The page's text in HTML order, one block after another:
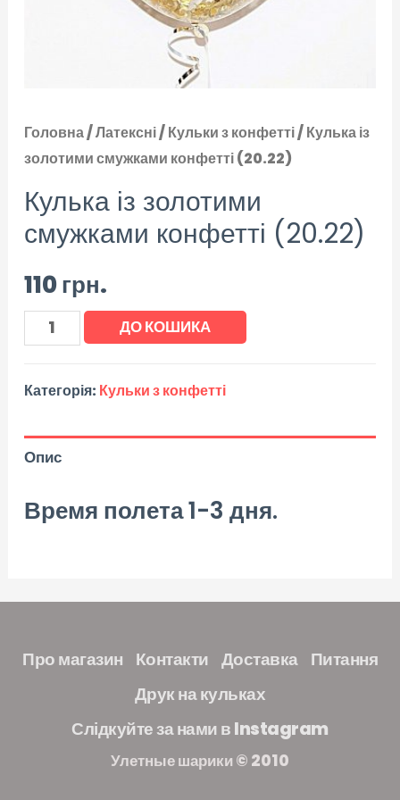
Головна/Латексні/Кульки з конфетті/ Кулька із
золотими смужками конфетті (20.22)
Кулька із золотими
смужками конфетті (20.22)
110грн.
ДО КОШИКА
Категорія: Кульки з конфетті
Опис
Время полета 1-3 дня.
Про магазин Контакти Доставка Питання
Друк на кульках
Слідкуйте за нами в Instagram
Улетные шарики © 2010